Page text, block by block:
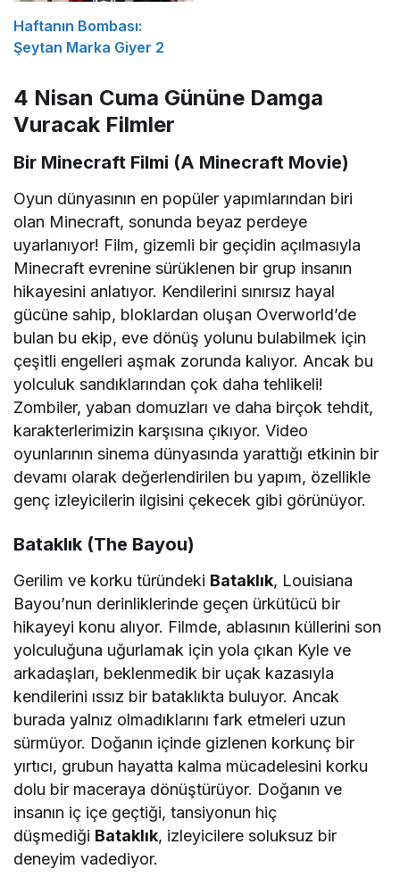
Haftanın Bombası:
Şeytan Marka Giyer 2
4 Nisan Cuma Gününe Damga
Vuracak Filmler
Bir Minecraft Filmi (A Minecraft Movie)
Oyun dünyasının en popüler yapımlarından biri
olan Minecraft, sonunda beyaz perdeye
uyarlanıyor! Film, gizemli bir geçidin açılmasıyla
Minecraft evrenine sürüklenen bir grup insanın
hikayesini anlatıyor. Kendilerini sınırsız hayal
gücüne sahip, bloklardan oluşan Overworld’de
bulan bu ekip, eve dönüş yolunu bulabilmek için
çeşitli engelleri aşmak zorunda kalıyor. Ancak bu
yolculuk sandıklarından çok daha tehlikeli!
Zombiler, yaban domuzları ve daha birçok tehdit,
karakterlerimizin karşısına çıkıyor. Video
oyunlarının sinema dünyasında yarattığı etkinin bir
devamı olarak değerlendirilen bu yapım, özellikle
genç izleyicilerin ilgisini çekecek gibi görünüyor.
Bataklık (The Bayou)
Gerilim ve korku türündeki Bataklık, Louisiana
Bayou’nun derinliklerinde geçen ürkütücü bir
hikayeyi konu alıyor. Filmde, ablasının küllerini son
yolculuğuna uğurlamak için yola çıkan Kyle ve
arkadaşları, beklenmedik bir uçak kazasıyla
kendilerini ıssız bir bataklıkta buluyor. Ancak
burada yalnız olmadıklarını fark etmeleri uzun
sürmüyor. Doğanın içinde gizlenen korkunç bir
yırtıcı, grubun hayatta kalma mücadelesini korku
dolu bir maceraya dönüştürüyor. Doğanın ve
insanın iç içe geçtiği, tansiyonun hiç
düşmediği Bataklık, izleyicilere soluksuz bir
deneyim vadediyor.